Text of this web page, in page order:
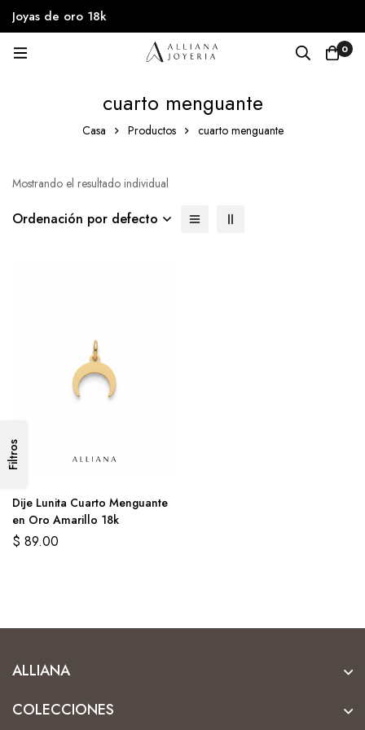
Joyas de oro 18k
0
cuarto menguante
Casa Productos cuarto menguante
Filtros
Mostrando el resultado individual
Ordenación por defecto
Dije Lunita Cuarto Menguante
en Oro Amarillo 18k
$ 89.00
ALLIANA
COLECCIONES